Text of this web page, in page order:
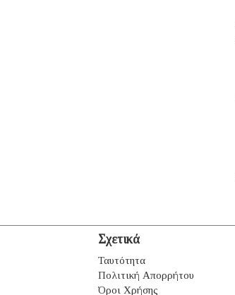
Σχετικά
Ταυτότητα
Πολιτική Απορρήτου
Όροι Χρήσης